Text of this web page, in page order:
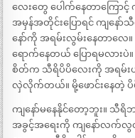
လေးတွေ ပေါက်နေတာကြော
အမှန်အတိုင်းပြောရင် ကျန
နော်ကို အရမ်းလွမ်းနေတာလ
ရောက်နေတယ် ပြောရမလားပဲ
စိတ်က သီရိပိပိလေးကို အရမ်းယ
လှဲလိုက်တယ်။ မို့ဖောင်းနေတဲ့
ကျနော်မနေနိုင်တော့ဘူး။ သီ
အခွင့်အရေးကို ကျနော်လက်လွ